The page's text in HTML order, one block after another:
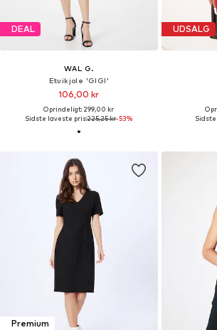
DEAL
WAL G.
Etuikjole 'GIGI'
106,00 kr
Oprindeligt: 299,00 kr
Sidste laveste pris:225,25 kr-53%
UDSALG
Premium